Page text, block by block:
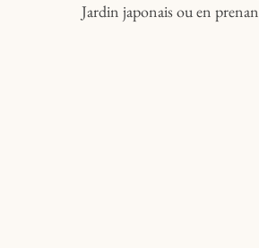
Jardin japonais ou en